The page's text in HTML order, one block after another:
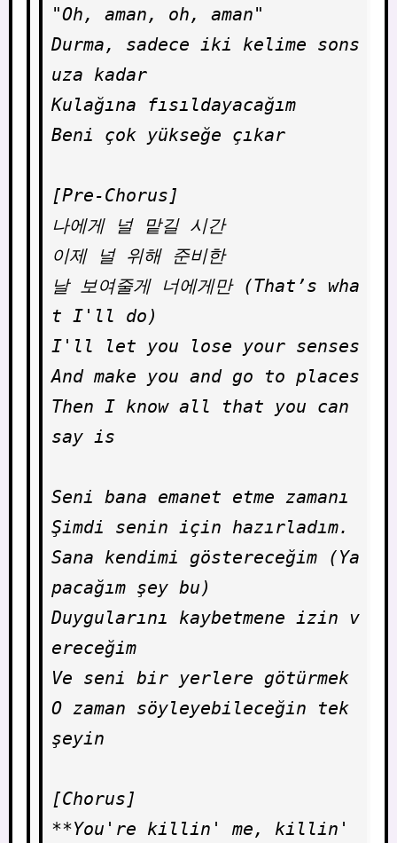
"Oh, aman, oh, aman"
Durma, sadece iki kelime sons
uza kadar
Kulağına fısıldayacağım
Beni çok yükseğe çıkar
[Pre-Chorus]
나에게 널 맡길 시간
이제 널 위해 준비한
날 보여줄게 너에게만 (That’s wha
t I'll do)
I'll let you lose your senses
And make you and go to places
Then I know all that you can
say is
Seni bana emanet etme zamanı
Şimdi senin için hazırladım.
Sana kendimi göstereceğim (Ya
pacağım şey bu)
Duygularını kaybetmene izin v
ereceğim
Ve seni bir yerlere götürmek
O zaman söyleyebileceğin tek
şeyin
[Chorus]
**You're killin' me, killin'